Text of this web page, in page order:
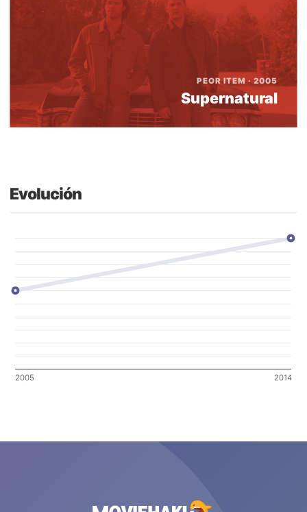
PEOR ITEM · 2005
Supernatural
Evolución
2005 2014